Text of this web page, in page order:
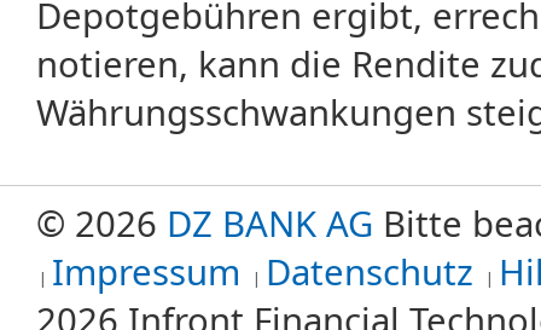
Depotgebühren ergibt,
notieren, kann die Rendite
Währungsschwankungen
© 2026 DZ BANK AG Bitte
Impressum
Datenschutz